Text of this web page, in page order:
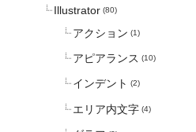
Illustrator (80)
アクション (1)
アピアランス (10)
インデント (2)
エリア内文字 (4)